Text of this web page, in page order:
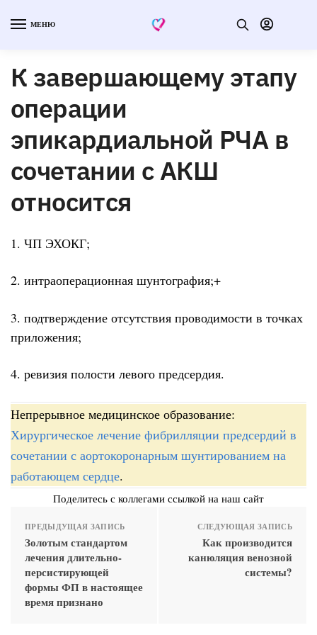
МЕНЮ
К завершающему этапу
операции
эпикардиальной РЧА в
сочетании с АКШ
относится
1. ЧП ЭХОКГ;
2. интраоперационная шунтография;+
3. подтверждение отсутствия проводимости в точках
приложения;
4. ревизия полости левого предсердия.
Непрерывное медицинское образование:
Хирургическое лечение фибрилляции предсердий в
сочетании с аортокоронарным шунтированием на
работающем сердце.
Поделитесь с коллегами ссылкой на наш сайт
ПРЕДЫДУЩАЯ ЗАПИСЬ
Золотым стандартом
лечения длительно-
персистирующей
формы ФП в настоящее
время признано
СЛЕДУЮЩАЯ ЗАПИСЬ
Как производится
канюляция венозной
системы?